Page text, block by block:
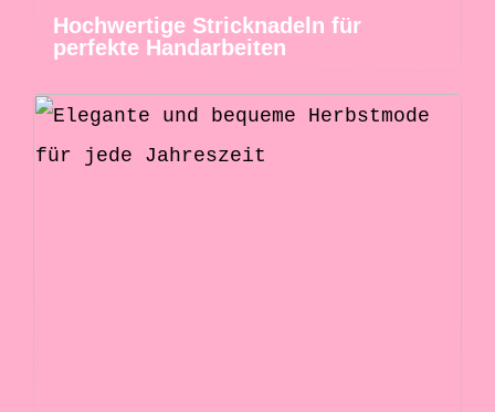
Hochwertige Stricknadeln für
perfekte Handarbeiten